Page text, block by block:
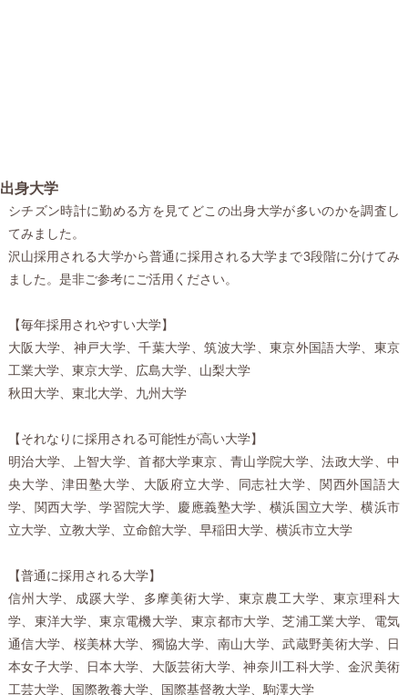
出身大学
シチズン時計に勤める方を見てどこの出身大学が多いのかを調査し
てみました。
沢山採用される大学から普通に採用される大学まで3段階に分けてみ
ました。是非ご参考にご活用ください。
【毎年採用されやすい大学】
大阪大学、神戸大学、千葉大学、筑波大学、東京外国語大学、東京
工業大学、東京大学、広島大学、山梨大学
秋田大学、東北大学、九州大学
【それなりに採用される可能性が高い大学】
明治大学、上智大学、首都大学東京、青山学院大学、法政大学、中
央大学、津田塾大学、大阪府立大学、同志社大学、関西外国語大
学、関西大学、学習院大学、慶應義塾大学、横浜国立大学、横浜市
立大学、立教大学、立命館大学、早稲田大学、横浜市立大学
【普通に採用される大学】
信州大学、成蹊大学、多摩美術大学、東京農工大学、東京理科大
学、東洋大学、東京電機大学、東京都市大学、芝浦工業大学、電気
通信大学、桜美林大学、獨協大学、南山大学、武蔵野美術大学、日
本女子大学、日本大学、大阪芸術大学、神奈川工科大学、金沢美術
工芸大学、国際教養大学、国際基督教大学、駒澤大学